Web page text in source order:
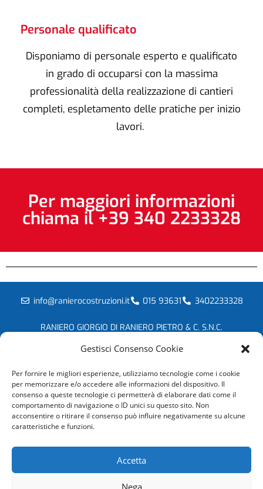
Gestisci Consenso Cookie
Per fornire le migliori esperienze, utilizziamo tecnologie come i cookie
per memorizzare e/o accedere alle informazioni del dispositivo. Il
consenso a queste tecnologie ci permetterà di elaborare dati come il
comportamento di navigazione o ID unici su questo sito. Non
acconsentire o ritirare il consenso può influire negativamente su alcune
caratteristiche e funzioni.
Accetta
Nega
Personale qualificato
Disponiamo di personale esperto e qualificato
in grado di occuparsi con la massima
professionalità della realizzazione di cantieri
completi, espletamento delle pratiche per inizio
lavori.
Per maggiori informazioni
chiama il +39 340 2233328
info@ranierocostruzioni.it 015 93631 3402233328
RANIERO GIORGIO DI RANIERO PIETRO & C. S.N.C.
© Copyright 2020/2026
Orari
Lun - Ven: